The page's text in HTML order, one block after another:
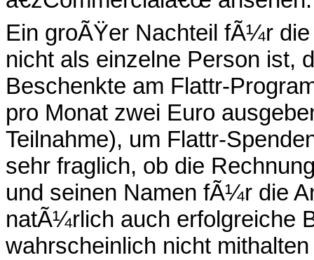
Ein groÃŸer Nachteil fÃ¼r
nicht als einzelne Person ist,
Beschenkte am Flattr-
pro Monat zwei Euro
Teilnahme), um Flattr-
sehr fraglich, ob die
und seinen Namen fÃ¼r die
natÃ¼rlich auch erfolgreiche
wahrscheinlich nicht